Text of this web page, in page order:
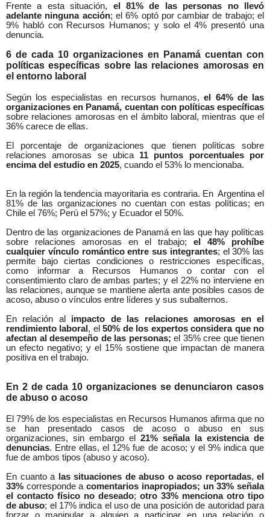
Frente a esta situación, el 81% de las personas no llevó
adelante ninguna acción; el 6% optó por cambiar de trabajo; el
9% habló con Recursos Humanos; y solo el 4% presentó una
denuncia.
6 de cada 10 organizaciones en Panamá cuentan con
políticas específicas sobre las relaciones amorosas en
el entorno laboral
Según los especialistas en recursos humanos,el 64% de las
organizaciones en Panamá, cuentan con políticas específicas
sobre relaciones amorosas en el ámbito laboral, mientras que el
36% carece de ellas.
El porcentaje de organizaciones que tienen políticas sobre
relaciones amorosas se ubica 11 puntos porcentuales por
encima del estudio en 2025, cuando el 53% lo mencionaba.
En la región la tendencia mayoritaria es contraria. En Argentina el
81% de las organizaciones no cuentan con estas políticas; en
Chile el 76%; Perú el 57%; y Ecuador el 50%.
Dentro de las organizaciones de Panamá en las que hay políticas
sobre relaciones amorosas en el trabajo; el 48% prohíbe
cualquier vínculo romántico entre sus integrantes; el 30% las
permite bajo ciertas condiciones o restricciones específicas,
como informar a Recursos Humanos o contar con el
consentimiento claro de ambas partes; y el 22% no interviene en
las relaciones, aunque se mantiene alerta ante posibles casos de
acoso, abuso o vínculos entre líderes y sus subalternos.
En relación al impacto de las relaciones amorosas en el
rendimiento laboral , el50% de los expertos considera que no
afectan al desempeño de las personas; el 35% cree que tienen
un efecto negativo; y el 15% sostiene que impactan de manera
positiva en el trabajo.
En 2 de cada 10 organizaciones se denunciaron casos
de abuso o acoso
El 79% de los especialistas en Recursos Humanos afirma que no
se han presentado casos de acoso o abuso en sus
organizaciones, sin embargo el 21% señala la existencia de
denuncias. Entre ellas, el 12% fue de acoso; y el 9% indica que
fue de ambos tipos (abuso y acoso).
En cuanto a
las situaciones de abuso o acoso reportadas, el
33% corresponde a comentarios inapropiados; un 33% señala
el contacto físico no deseado; otro 33% menciona otro tipo
de abuso; el 17% indica el uso de una posición de autoridad para
forzar o manipular a alguien a participar en una relación o